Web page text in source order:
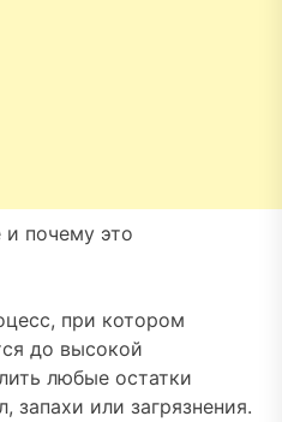
и почему это
при котором
до высокой
любые остатки
запахи или загрязнения.